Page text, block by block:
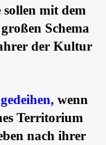
mit dem
Schema
der Kultur
wenn
Territorium
nach ihrer